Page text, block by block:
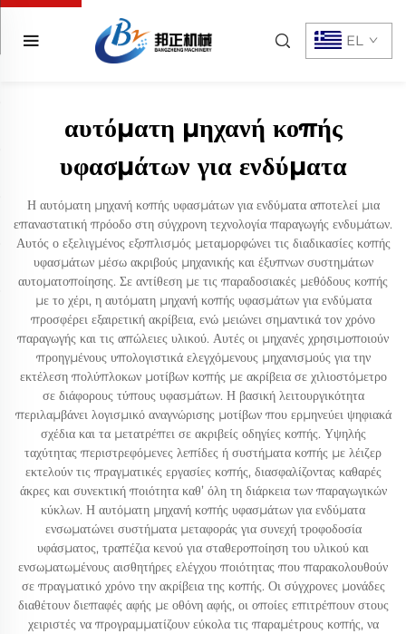
EL
αυτόματη μηχανή κοπής
υφασμάτων για ενδύματα
Η αυτόματη μηχανή κοπής υφασμάτων για ενδύματα αποτελεί μια
επαναστατική πρόοδο στη σύγχρονη τεχνολογία παραγωγής ενδυμάτων.
Αυτός ο εξελιγμένος εξοπλισμός μεταμορφώνει τις διαδικασίες κοπής
υφασμάτων μέσω ακριβούς μηχανικής και έξυπνων συστημάτων
αυτοματοποίησης. Σε αντίθεση με τις παραδοσιακές μεθόδους κοπής
με το χέρι, η αυτόματη μηχανή κοπής υφασμάτων για ενδύματα
προσφέρει εξαιρετική ακρίβεια, ενώ μειώνει σημαντικά τον χρόνο
παραγωγής και τις απώλειες υλικού. Αυτές οι μηχανές χρησιμοποιούν
προηγμένους υπολογιστικά ελεγχόμενους μηχανισμούς για την
εκτέλεση πολύπλοκων μοτίβων κοπής με ακρίβεια σε χιλιοστόμετρο
σε διάφορους τύπους υφασμάτων. Η βασική λειτουργικότητα
περιλαμβάνει λογισμικό αναγνώρισης μοτίβων που ερμηνεύει ψηφιακά
σχέδια και τα μετατρέπει σε ακριβείς οδηγίες κοπής. Υψηλής
ταχύτητας περιστρεφόμενες λεπίδες ή συστήματα κοπής με λέιζερ
εκτελούν τις πραγματικές εργασίες κοπής, διασφαλίζοντας καθαρές
άκρες και συνεκτική ποιότητα καθ’ όλη τη διάρκεια των παραγωγικών
κύκλων. Η αυτόματη μηχανή κοπής υφασμάτων για ενδύματα
ενσωματώνει συστήματα μεταφοράς για συνεχή τροφοδοσία
υφάσματος, τραπέζια κενού για σταθεροποίηση του υλικού και
ενσωματωμένους αισθητήρες ελέγχου ποιότητας που παρακολουθούν
σε πραγματικό χρόνο την ακρίβεια της κοπής. Οι σύγχρονες μονάδες
διαθέτουν διεπαφές αφής με οθόνη αφής, οι οποίες επιτρέπουν στους
χειριστές να προγραμματίζουν εύκολα τις παραμέτρους κοπής, να